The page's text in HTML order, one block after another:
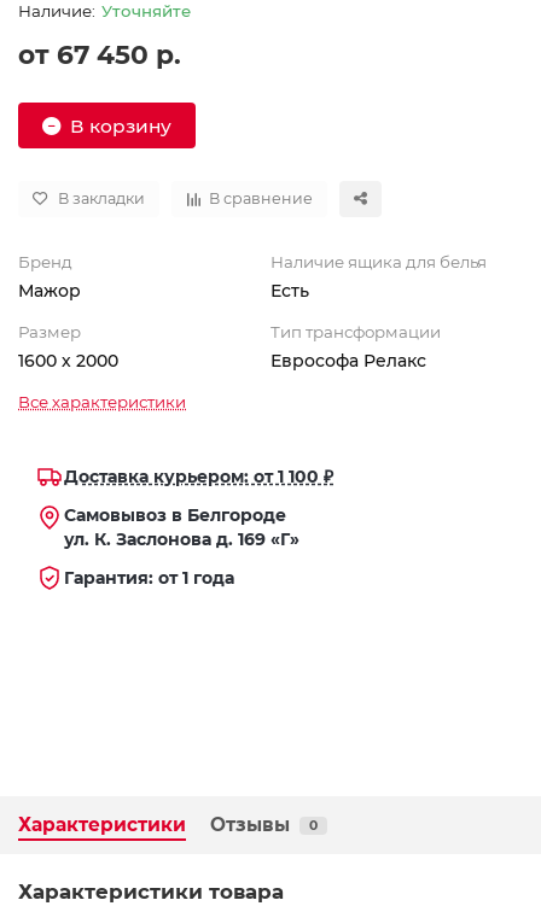
Уточняйте
от 67 450 р.
В корзину
В закладки В сравнение
Бренд
Мажор
Наличие ящика для белья
Есть
Размер
1600 х 2000
Тип трансформации
Еврософа Релакс
Все характеристики
Доставка курьером: от 1 100 ₽
Самовывоз в Белгороде
ул. К. Заслонова д. 169 «Г»
Гарантия: от 1 года
Характеристики Отзывы 0
Характеристики товара